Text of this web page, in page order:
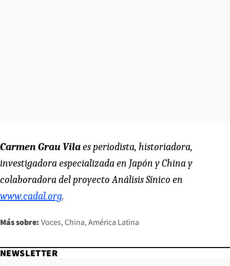
Carmen Grau Vilaes periodista, historiadora,
investigadora especializada en Japón y China y
colaboradora del proyecto Análisis Sínico en
www.cadal.org.
Más sobre: Voces China América Latina
NEWSLETTER